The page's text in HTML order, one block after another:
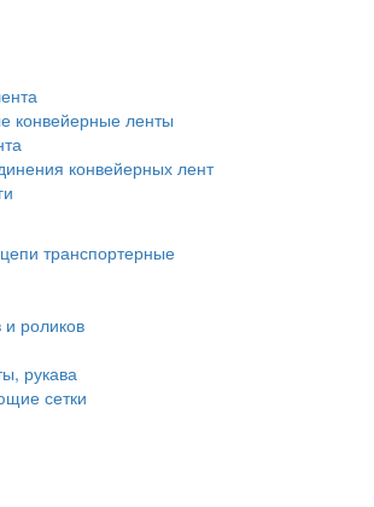
конвейерные ленты
конвейерных лент
транспортерные
роликов
рукава
сетки